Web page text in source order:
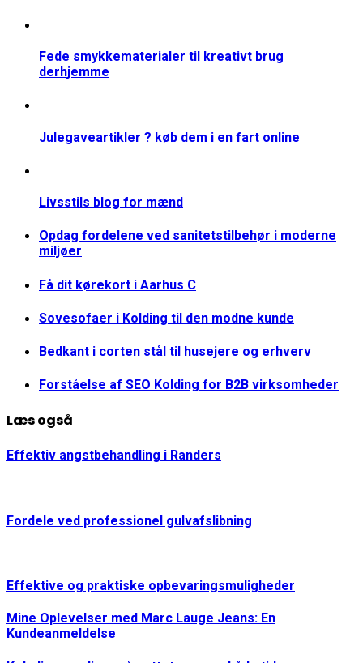
Fede smykkematerialer til kreativt brug
derhjemme
Julegaveartikler ? køb dem i en fart online
Livsstils blog for mænd
Opdag fordelene ved sanitetstilbehør i moderne
miljøer
Få dit kørekort i Aarhus C
Sovesofaer i Kolding til den modne kunde
Bedkant i corten stål til husejere og erhverv
Forståelse af SEO Kolding for B2B virksomheder
Læs også
Effektiv angstbehandling i Randers
Fordele ved professionel gulvafslibning
Effektive og praktiske opbevaringsmuligheder
Mine Oplevelser med Marc Lauge Jeans: En
Kundeanmeldelse